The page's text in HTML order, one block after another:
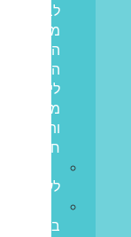
לבעלי
משכנתאות:
המדריך
המלא
ליציאה
מחובות
ותזרים
חיובי
לעסקים
בערבות